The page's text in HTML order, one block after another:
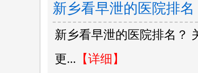
新乡看早泄的医院排
新乡看早泄的医院排名？
更... 【详细】